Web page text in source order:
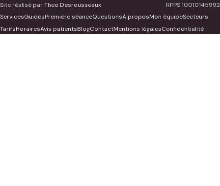
Site réalisé parTheo Desrousseaux
RPPS 10010145992
ServicesGuidesPremière séanceQuestionsÀ proposMon équipeSecteurs
TarifsHorairesAvis patientsBlogContactMentions légalesConfidentialité